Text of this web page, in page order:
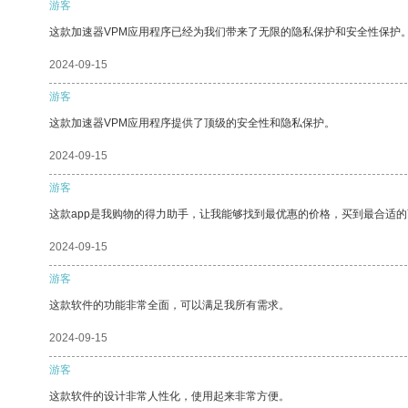
游客
这款加速器VPM应用程序已经为我们带来了无限的隐私保护和安全性保护。
2024-09-15
游客
这款加速器VPM应用程序提供了顶级的安全性和隐私保护。
2024-09-15
游客
这款app是我购物的得力助手，让我能够找到最优惠的价格，买到最合适的
2024-09-15
游客
这款软件的功能非常全面，可以满足我所有需求。
2024-09-15
游客
这款软件的设计非常人性化，使用起来非常方便。